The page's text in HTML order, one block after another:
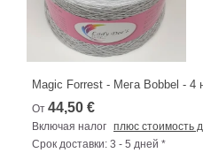
Magic Forrest - Мега Bobbel - 4
От 44,50 €
Включая налог плюс стоимость
Срок доставки: 3 - 5 дней *